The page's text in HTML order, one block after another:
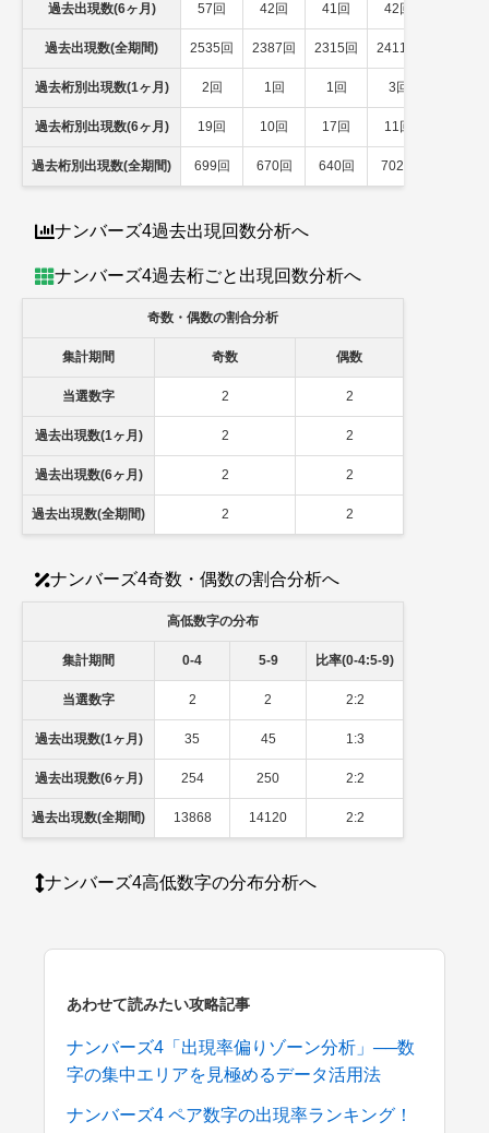
過去出現数(6ヶ月) 57回 42回 41回 42回
過去出現数(全期間) 2535回 2387回 2315回 2411回
過去桁別出現数(1ヶ月) 2回 1回 1回 3回
過去桁別出現数(6ヶ月) 19回 10回 17回 11回
過去桁別出現数(全期間) 699回 670回 640回 702回
ナンバーズ4過去出現回数分析へ
ナンバーズ4過去桁ごと出現回数分析へ
奇数・偶数の割合分析
集計期間 奇数 偶数
当選数字 2 2
過去出現数(1ヶ月) 2 2
過去出現数(6ヶ月) 2 2
過去出現数(全期間) 2 2
ナンバーズ4奇数・偶数の割合分析へ
高低数字の分布
集計期間 0-4 5-9 比率(0-4:5-9)
当選数字 2 2 2:2
過去出現数(1ヶ月) 35 45 1:3
過去出現数(6ヶ月) 254 250 2:2
過去出現数(全期間) 13868 14120 2:2
ナンバーズ4高低数字の分布分析へ
あわせて読みたい攻略記事
ナンバーズ4「出現率偏りゾーン分析」──数
字の集中エリアを見極めるデータ活用法
ナンバーズ4 ペア数字の出現率ランキング！